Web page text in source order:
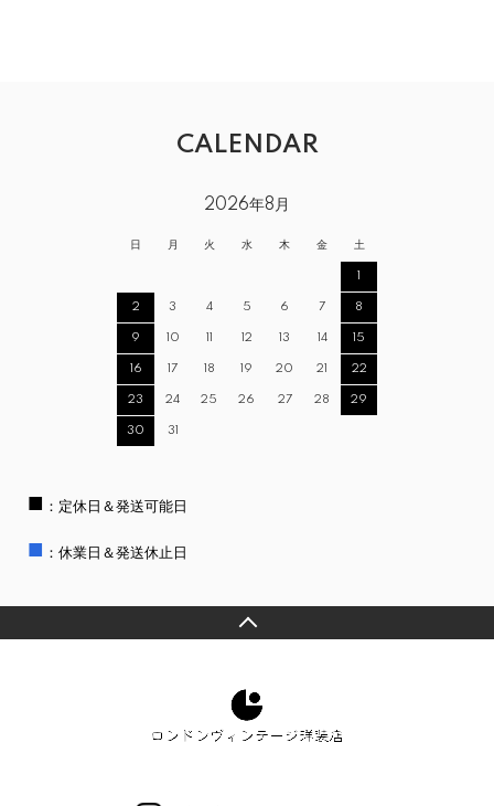
CALENDAR
2026年8月
日 月 火 水 木 金 土
1
2 3 4 5 6 7 8
9 10 11 12 13 14 15
16 17 18 19 20 21 22
23 24 25 26 27 28 29
30 31
■ ：定休日＆発送可能日
■ ：休業日＆発送休止日